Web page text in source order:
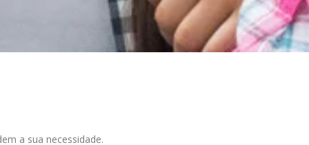
a sua necessidade.